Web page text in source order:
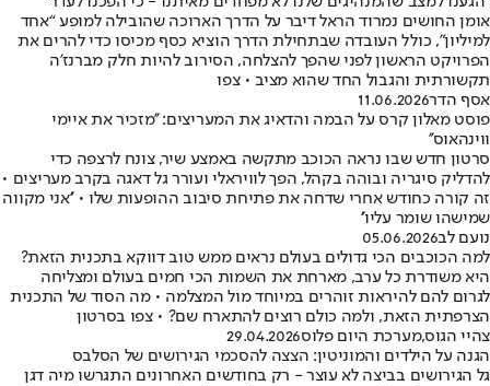
אומן החושים נמרוד הראל דיבר על הדרך הארוכה שהובילה למופע “אחד
למיליון”, כולל העובדה שבתחילת הדרך הוציא כסף מכיסו כדי להרים את
הפרויקט הראשון לפני שהפך להצלחה, הסירוב להיות חלק מברנז’ה
תקשורתית והגבול החד שהוא מציב • צפו
אסף הדר11.06.2026
פוסט מאלון קרס על הבמה והדאיג את המעריצים: ''מזכיר את איימי
ווינהאוס''
סרטון חדש שבו נראה הכוכב מתקשה באמצע שיר, צונח לרצפה כדי
להדליק סיגריה ובוהה בקהל, הפך לוויראלי ועורר גל דאגה בקרב מעריצים •
זה קורה כחודש אחרי שדחה את פתיחת סיבוב ההופעות שלו • ''אני מקווה
שמישהו שומר עליו''
נועם לב05.06.2026
למה הכוכבים הכי גדולים בעולם נראים ממש טוב דווקא בתכנית הזאת?
היא משודרת כל ערב, מארחת את השמות הכי חמים בעולם ומצליחה
לגרום להם להיראות זוהרים במיוחד מול המצלמה • מה הסוד של התכנית
הצרפתית הזאת, ולמה כולם רוצים להתארח שם? • צפו בסרטון
צהיי הגוס,מערכת היום פלוס29.04.2026
הגנה על הילדים והמוניטין: הצצה להסכמי הגירושים של הסלבס
גל הגירושים בביצה לא עוצר - רק בחודשים האחרונים התגרשו מיה דגן